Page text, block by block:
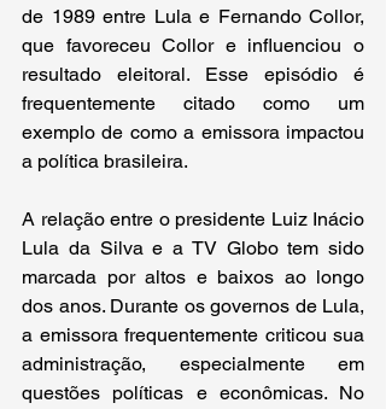
de 1989 entre Lula e Fernando Collor,
que favoreceu Collor e influenciou o
resultado eleitoral. Esse episódio é
frequentemente citado como um
exemplo de como a emissora impactou
a política brasileira.
A relação entre o presidente Luiz Inácio
Lula da Silva e a TV Globo tem sido
marcada por altos e baixos ao longo
dos anos. Durante os governos de Lula,
a emissora frequentemente criticou sua
administração, especialmente em
questões políticas e econômicas. No